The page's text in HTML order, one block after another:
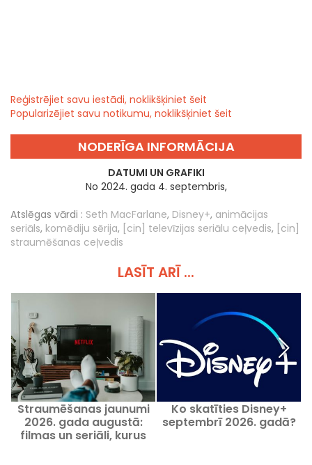
Reģistrējiet savu iestādi, noklikšķiniet šeit
Popularizējiet savu notikumu, noklikšķiniet šeit
NODERĪGA INFORMĀCIJA
DATUMI UN GRAFIKI
No 2024. gada 4. septembris,
Atslēgas vārdi : Seth MacFarlane, Disney+, animācijas
seriāls, komēdiju sērija, [cin] televīzijas seriālu ceļvedis, [cin]
straumēšanas ceļvedis
LASĪT ARĪ ...
Straumēšanas jaunumi
2026. gada augustā:
filmas un seriāli, kurus
Ko skatīties Disney+
septembrī 2026. gadā?